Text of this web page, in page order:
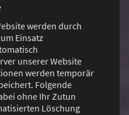
werden durch
Einsatz
unserer Website
werden temporär
Folgende
ohne Ihr Zutun
Löschung